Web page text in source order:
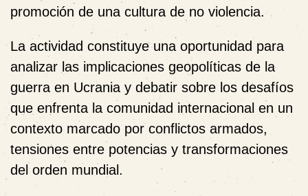
promoción de una cultura de no violencia.
La actividad constituye una oportunidad para
analizar las implicaciones geopolíticas de la
guerra en Ucrania y debatir sobre los desafíos
que enfrenta la comunidad internacional en un
contexto marcado por conflictos armados,
tensiones entre potencias y transformaciones
del orden mundial.